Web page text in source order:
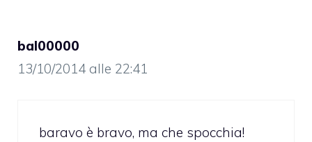
bal00000
13/10/2014 alle 22:41
baravo è bravo, ma che spocchia!